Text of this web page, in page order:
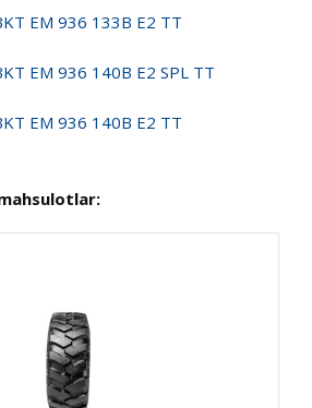
EM 936 133B E2 TT
EM 936 140B E2 SPL TT
EM 936 140B E2 TT